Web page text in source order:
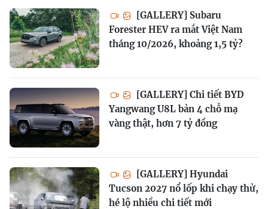
[GALLERY] Subaru
Forester HEV ra mắt Việt Nam
tháng 10/2026, khoảng 1,5 tỷ?
[GALLERY] Chi tiết BYD
Yangwang U8L bản 4 chỗ mạ
vàng thật, hơn 7 tỷ đồng
[GALLERY] Hyundai
Tucson 2027 nổ lốp khi chạy thử,
hé lộ nhiều chi tiết mới